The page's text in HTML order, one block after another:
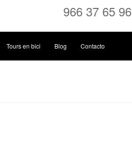
966 37 65 96
Tours en bici Blog Contacto